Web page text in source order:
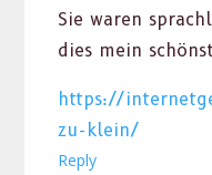
Sie waren
dies mein
https://
zu-klein/
Reply